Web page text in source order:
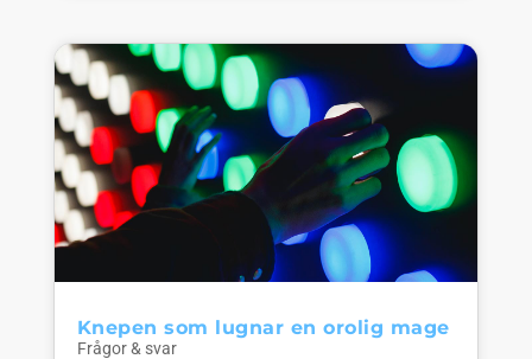
Knepen som lugnar en orolig mage
Frågor & svar